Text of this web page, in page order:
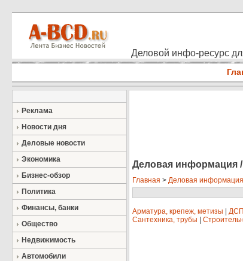
Деловой инфо-ресурс
Реклама
Новости дня
Деловые новости
Экономика
Бизнес-обзор
Политика
Финансы, банки
Общество
Недвижимость
Автомобили
Деловая информация
Главная > Деловая информация
Арматура, крепеж, метизы
Сантехника, трубы